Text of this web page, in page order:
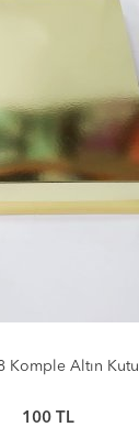
Komple Altın Kutu
100 TL